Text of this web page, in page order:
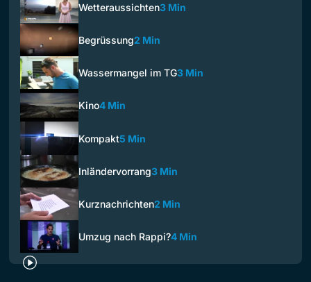
Wetteraussichten3 Min
Begrüssung2 Min
Wassermangel im TG3 Min
Kino4 Min
Kompakt5 Min
Inländervorrang3 Min
Kurznachrichten2 Min
Umzug nach Rappi?4 Min